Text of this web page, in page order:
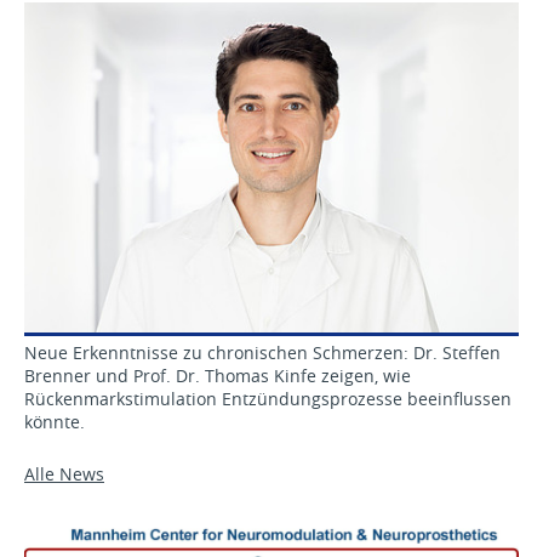
Neue Erkenntnisse zu chronischen Schmerzen: Dr. Steffen
Brenner und Prof. Dr. Thomas Kinfe zeigen, wie
Rückenmarkstimulation Entzündungsprozesse beeinflussen
könnte.
Alle News